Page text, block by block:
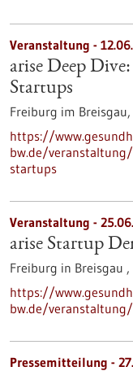
Veranstaltung -
arise Deep
Startups
Freiburg im Breisgau,
https://
bw.de/
startups
Veranstaltung -
arise Startup
Freiburg in Breisgau ,
https://
bw.de/
Pressemitteilung -